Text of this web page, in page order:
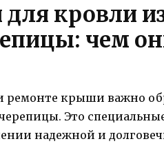
кровли
чем
ремонте крыши важно
Это
надежной и